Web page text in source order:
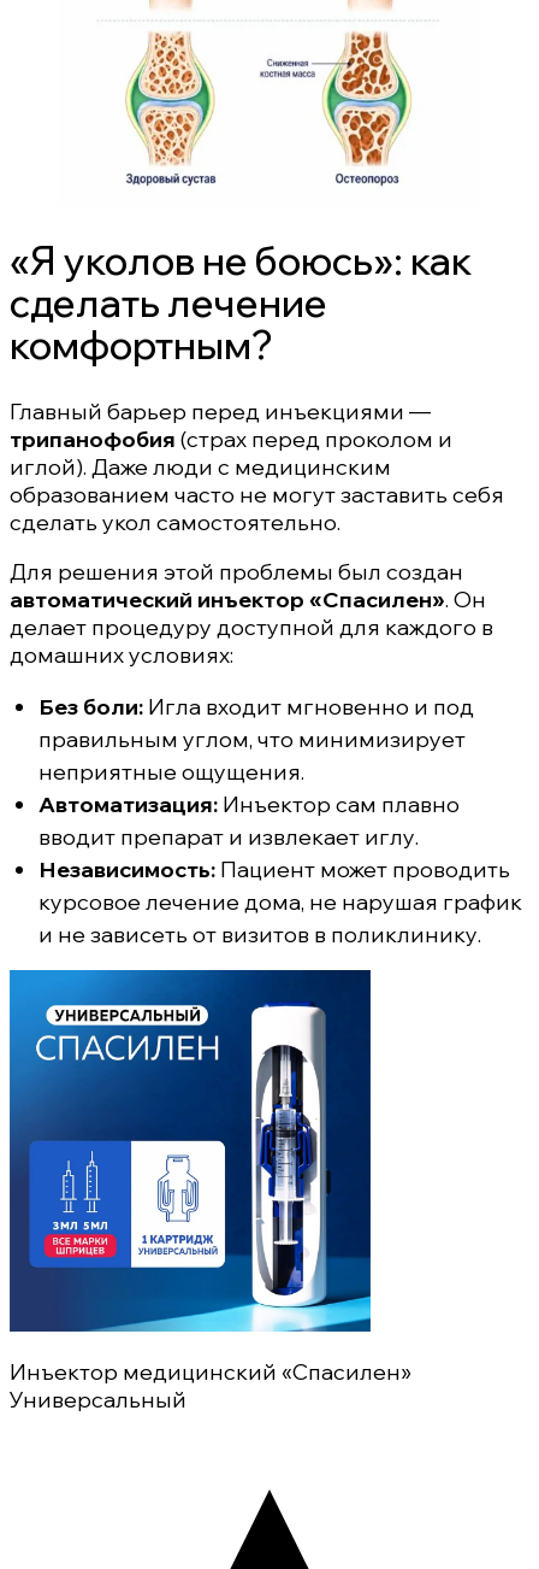
«Я уколов не боюсь»: как
сделать лечение
комфортным?
Главный барьер перед инъекциями —
трипанофобия (страх перед проколом и
иглой). Даже люди с медицинским
образованием часто не могут заставить себя
сделать укол самостоятельно.
Для решения этой проблемы был создан
автоматический инъектор «Спасилен». Он
делает процедуру доступной для каждого в
домашних условиях:
Без боли: Игла входит мгновенно и под
правильным углом, что минимизирует
неприятные ощущения.
Автоматизация: Инъектор сам плавно
вводит препарат и извлекает иглу.
Независимость: Пациент может проводить
курсовое лечение дома, не нарушая график
и не зависеть от визитов в поликлинику.
Инъектор медицинский «Спасилен»
Универсальный